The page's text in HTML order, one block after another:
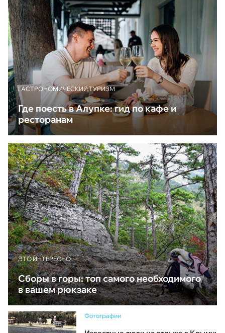
ГАСТРОНОМИЧЕСКИЙ ТУРИЗМ
Где поесть в Алупке: гид по кафе и
ресторанам
ЭТО ИНТЕРЕСНО
Сборы в горы: топ самого необходимого
в вашем рюкзаке
Фотографии